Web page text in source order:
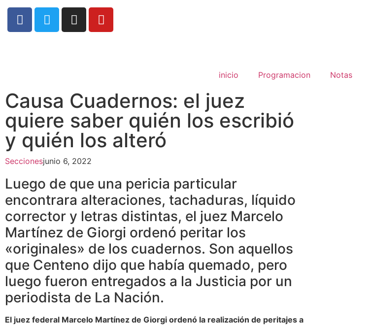
inicio Programacion Notas
Causa Cuadernos: el juez
quiere saber quién los escribió
y quién los alteró
Seccionesjunio 6, 2022
Luego de que una pericia particular
encontrara alteraciones, tachaduras, líquido
corrector y letras distintas, el juez Marcelo
Martínez de Giorgi ordenó peritar los
«originales» de los cuadernos. Son aquellos
que Centeno dijo que había quemado, pero
luego fueron entregados a la Justicia por un
periodista de La Nación.
El juez federal Marcelo Martínez de Giorgi ordenó la realización de peritajes a